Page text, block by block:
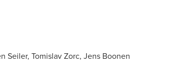
Seiler, Tomislav Zorc, Jens Boonen